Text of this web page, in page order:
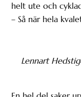
helt ute och
– Så när hela
Lennart